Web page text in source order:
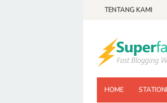
TENTANG KAMI
HOME